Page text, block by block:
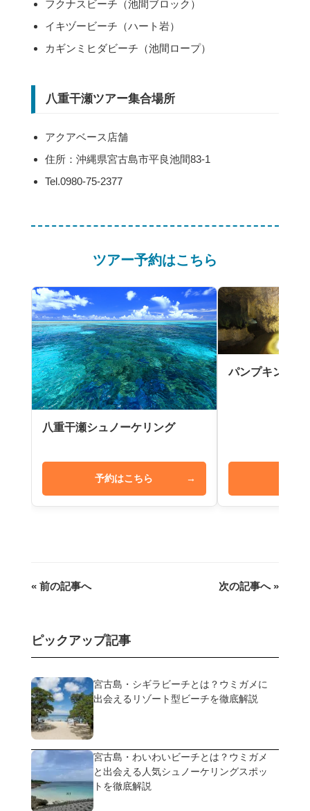
フクナスビーチ（池間ブロック）
イキヅービーチ（ハート岩）
カギンミヒダビーチ（池間ロープ）
八重干瀬ツアー集合場所
アクアベース店舗
住所：沖縄県宮古島市平良池間83-1
Tel.0980-75-2377
ツアー予約はこちら
八重干瀬シュノーケリング
予約はこちら →
パンプキン鍾乳
« 前の記事へ 次の記事へ »
ピックアップ記事
宮古島・シギラビーチとは？ウミガメに
出会えるリゾート型ビーチを徹底解説
宮古島・わいわいビーチとは？ウミガメ
と出会える人気シュノーケリングスポッ
トを徹底解説